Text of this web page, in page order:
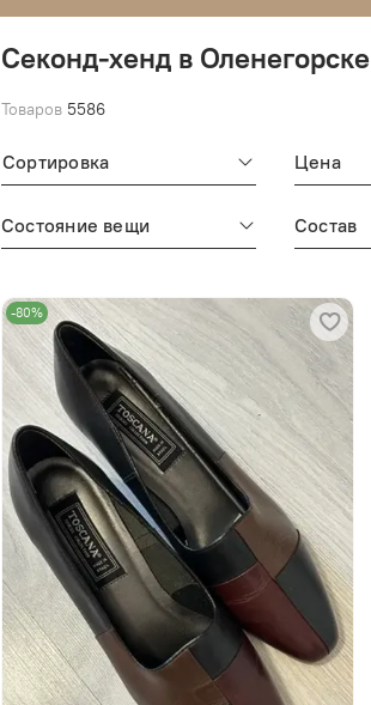
Секонд-хенд в Оленегорске
Товаров 5586
Сортировка Цена
Состояние вещи Состав
-80%